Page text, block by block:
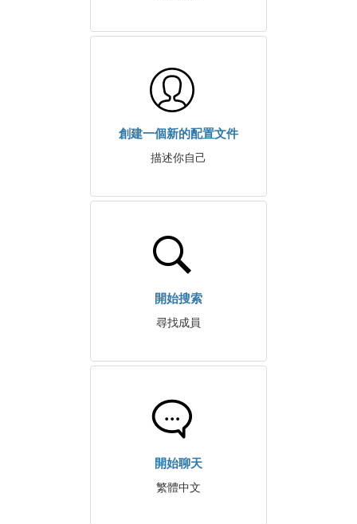
創建一個新的配置文件
描述你自己
開始搜索
尋找成員
開始聊天
繁體中文